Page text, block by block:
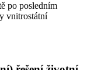
po posledním
vnitrostátní